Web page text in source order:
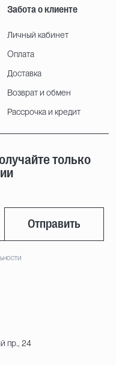
Забота о клиенте
Личный кабинет
Оплата
Доставка
Возврат и обмен
Рассрочка и кредит
только
Отправить
пр., 24